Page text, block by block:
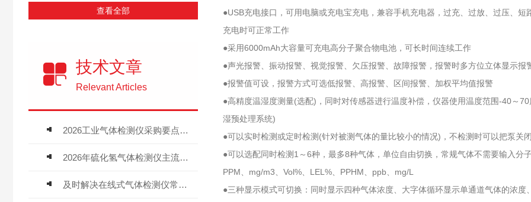
查看全部
技术文章
Relevant Articles
2026工业气体检测仪采购要点：如何分辨固定式、复合、泵吸式检测仪优劣
2026年硫化氢气体检测仪主流品牌盘点及选型硬性要求
及时解决在线式气体检测仪常见问题有助于保障人员安全
●USB充电接口，可用电脑或充电宝充电，兼容手机充电器，过充、过放、过压、
充电时可正常工作
●采用6000mAh大容量可充电高分子聚合物电池，可长时间连续工作
●声光报警、振动报警、视觉报警、欠压报警、故障报警，报警时多方位立体显示报
●报警值可设，报警方式可选低报警、高报警、区间报警、加权平均值报警
●高精度温湿度测量(选配)，同时对传感器进行温度补偿，仪器使用温度范围-40～
湿预处理系统)
●可以实时检测或定时检测(针对被测气体的量比较小的情况)，不检测时可以把泵关
●可以选配同时检测1～6种，最多8种气体，单位自由切换，常规气体不需要输入分
PPM、mg/m3、Vol%、LEL%、PPHM、ppb、mg/L
●三种显示模式可切换：同时显示四种气体浓度、大字体循环显示单通道气体的浓